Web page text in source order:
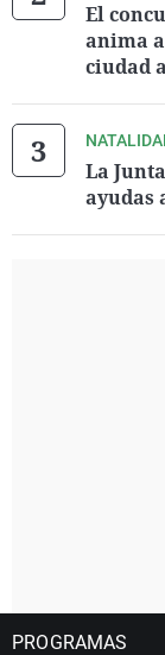
El
anima
ciudad
La
ayudas
PROGRAMAS